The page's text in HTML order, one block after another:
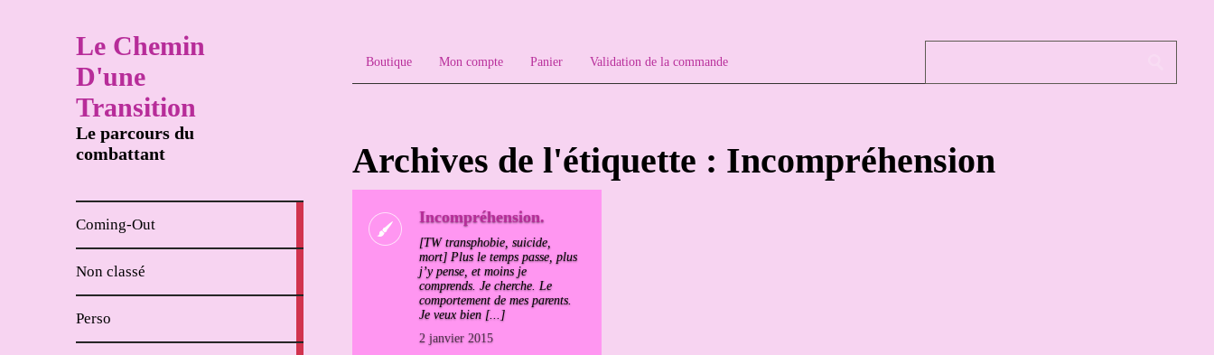
Le Chemin
D'une
Transition
Le parcours du
combattant
Coming-Out
Non classé
Perso
Boutique Mon compte Panier Validation de la commande
Archives de l'étiquette : Incompréhension
Incompréhension.
[TW transphobie, suicide,
mort] Plus le temps passe, plus
j’y pense, et moins je
comprends. Je cherche. Le
comportement de mes parents.
Je veux bien [...]
2 janvier 2015